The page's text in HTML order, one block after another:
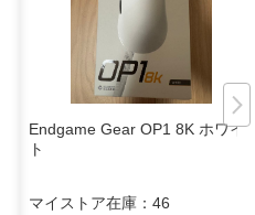
Endgame Gear OP1 8K ホワイ
ト
マイストア在庫： 46